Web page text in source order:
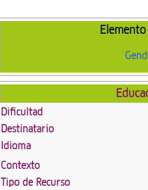
Dificultad
Destinatario
Idioma
Contexto
Tipo de Recurso